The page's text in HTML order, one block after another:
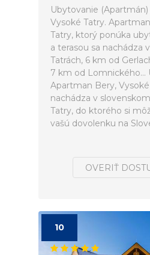
Ubytovanie
Vysoké Tatry.
Tatry, ktorý ponúka
a terasou sa nachádza
Tatrách, 6 km od
7 km od Lomnického...
Apartman Bery,
nachádza v
Tatry, do ktorého si
vašú dovolenku na
OVERIŤ
10